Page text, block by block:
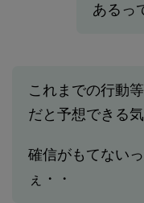
あるっ
これまでの行動
だと予想できる
確信がもてない
ぇ・・